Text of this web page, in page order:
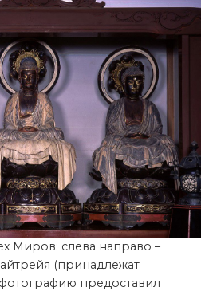
Миров: слева направо –
(принадлежат
предоставил